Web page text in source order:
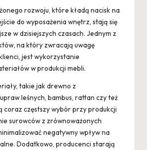
rozwoju, które kładą nacisk na
do wyposażenia wnętrz, stają się
w dzisiejszych czasach. Jednym z
na który zwracają uwagę
jest wykorzystanie
w produkcji mebli.
takie jak drewno z
leśnych, bambus, rattan czy też
coraz częstszy wybór przy produkcji
surowców z zrównoważonych
negatywny wpływ na
Dodatkowo, producenci starają